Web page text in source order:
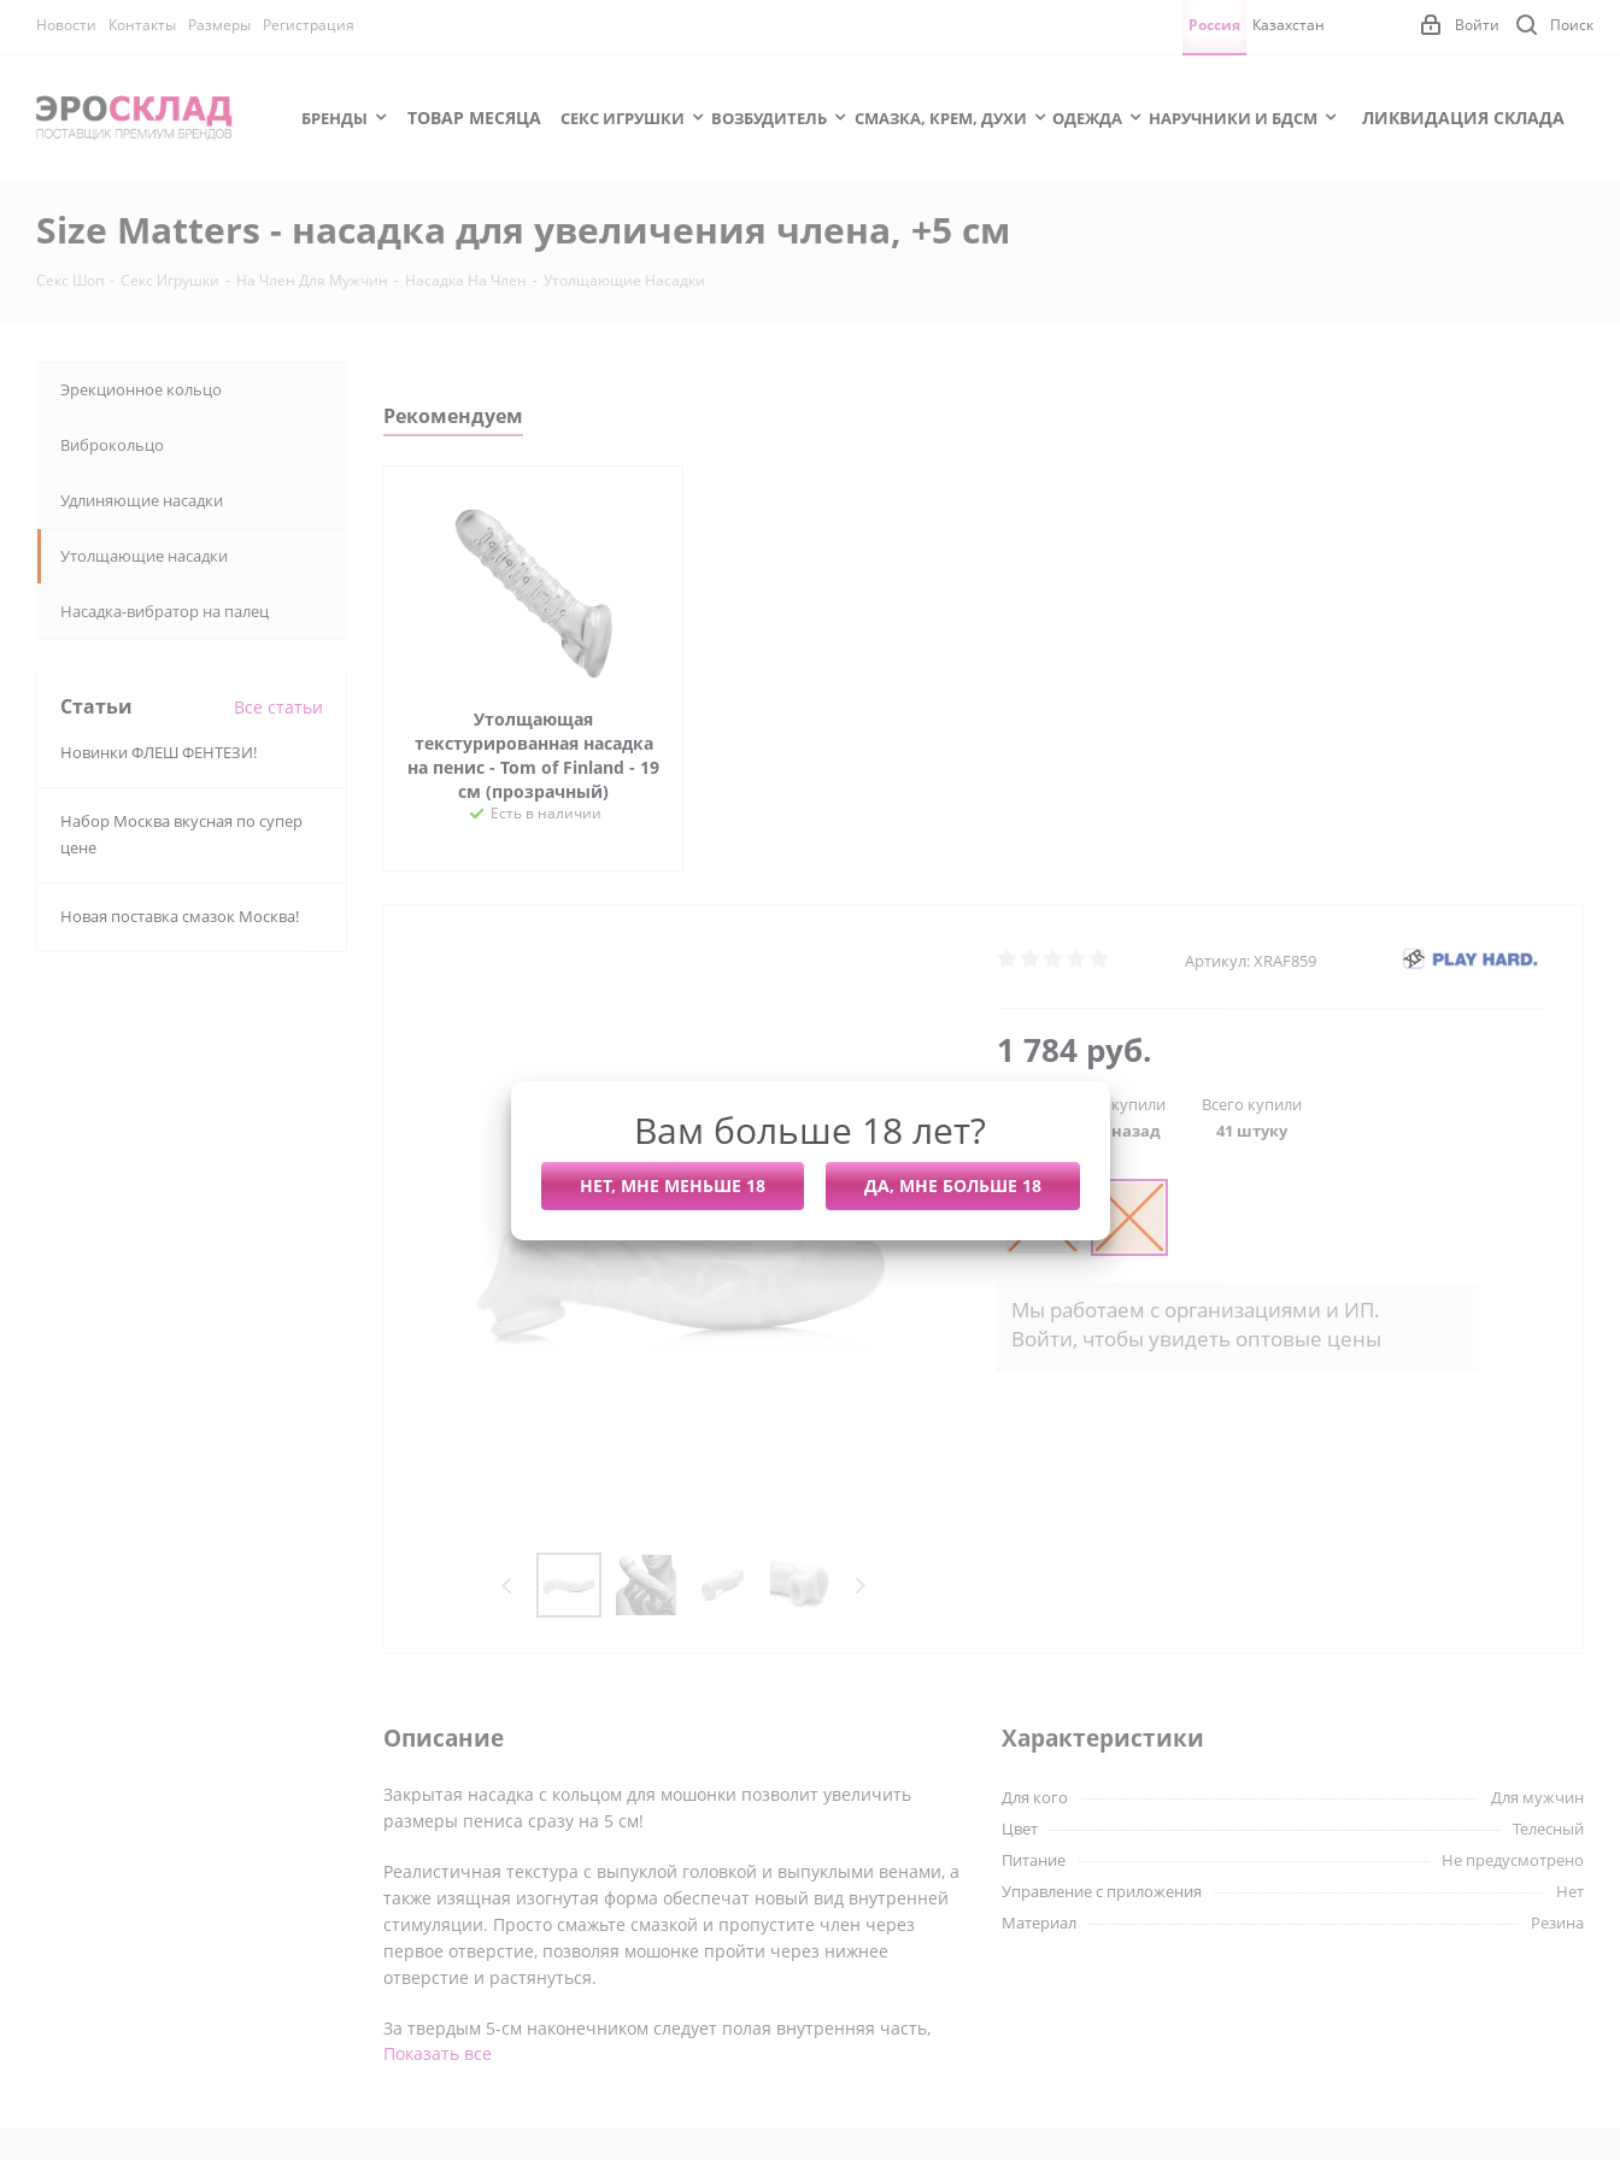
Новости Контакты Размеры Регистрация Поиск
Войти
Россия Казахстан
БРЕНДЫ ТОВАР МЕСЯЦА СЕКС ИГРУШКИ ВОЗБУДИТЕЛЬ СМАЗКА, КРЕМ, ДУХИ ОДЕЖДА НАРУЧНИКИ И БДСМ ЛИКВИДАЦИЯ СКЛАДА
Size Matters - насадка для увеличения члена, +5 см
Секс Шоп - Секс Игрушки - На Член Для Мужчин - Насадка На Член - Утолщающие Насадки
Рекомендуем
Утолщающая
текстурированная насадка
на пенис - Tom of Finland - 19
см (прозрачный)
Есть в наличии
Артикул:XRAF859
1 784 руб.
Последний раз купили
Более 7 дней назад
Всего купили
41 штуку
Мы работаем с организациями и ИП.
Войти, чтобы увидеть оптовые цены
Описание
Закрытая насадка с кольцом для мошонки позволит увеличить
размеры пениса сразу на 5 см!
Реалистичная текстура с выпуклой головкой и выпуклыми венами, а
также изящная изогнутая форма обеспечат новый вид внутренней
стимуляции. Просто смажьте смазкой и пропустите член через
первое отверстие, позволяя мошонке пройти через нижнее
отверстие и растянуться.
За твердым 5-см наконечником следует полая внутренняя часть,
обеспечивающая плотную и надежную посадку. Изделие
Показать все
Характеристики
Для кого
Для мужчин
Цвет
Телесный
Питание
Не предусмотрено
Управление с приложения
Нет
Материал
Резина
Эрекционное кольцо
Виброкольцо
Удлиняющие насадки
Утолщающие насадки
Насадка-вибратор на палец
Статьи Все статьи
Новинки ФЛЕШ ФЕНТЕЗИ!
Набор Москва вкусная по супер
цене
Новая поставка смазок Москва!
Вам больше 18 лет?